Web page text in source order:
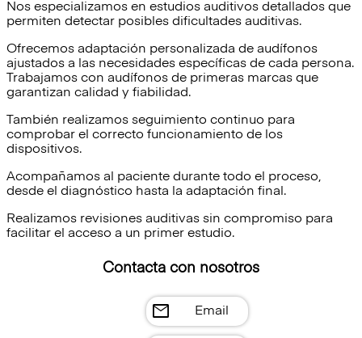
Nos especializamos en estudios auditivos detallados que
permiten detectar posibles dificultades auditivas.
Ofrecemos adaptación personalizada de audífonos
ajustados a las necesidades específicas de cada persona.
Trabajamos con audífonos de primeras marcas que
garantizan calidad y fiabilidad.
También realizamos seguimiento continuo para
comprobar el correcto funcionamiento de los
dispositivos.
Acompañamos al paciente durante todo el proceso,
desde el diagnóstico hasta la adaptación final.
Realizamos revisiones auditivas sin compromiso para
facilitar el acceso a un primer estudio.
Contacta con nosotros
mail Email